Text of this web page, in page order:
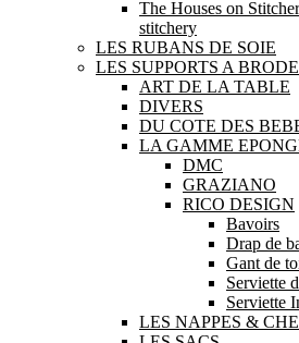
The Houses on
stitchery
LES RUBANS DE SOIE
LES SUPPORTS A
ART DE LA TABLE
DIVERS
DU COTE DES
LA GAMME
DMC
GRAZIANO
RICO DESIGN
Bavoirs
Drap de
Gant de
Serviette
Serviette
LES NAPPES &